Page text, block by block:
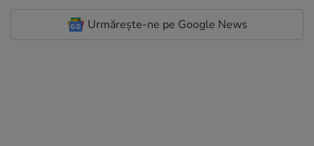
Urmărește-ne pe Google News